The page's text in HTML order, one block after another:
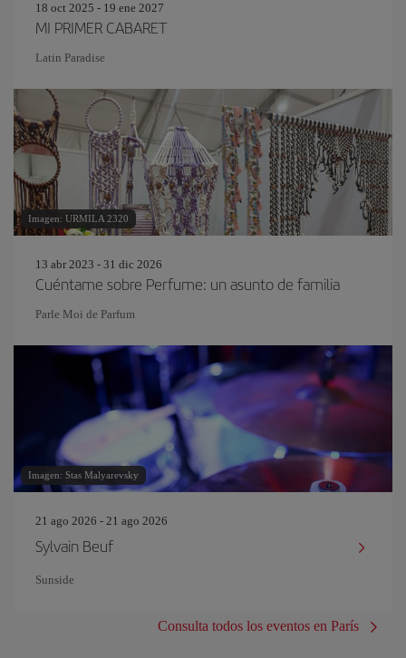
18 oct 2025 - 19 ene 2027
MI PRIMER CABARET
Latin Paradise
Imagen: URMILA 2320
13 abr 2023 - 31 dic 2026
Cuéntame sobre Perfume: un asunto de familia
Parle Moi de Parfum
Imagen: Stas Malyarevsky
21 ago 2026 - 21 ago 2026
Sylvain Beuf
Sunside
Consulta todos los eventos en París